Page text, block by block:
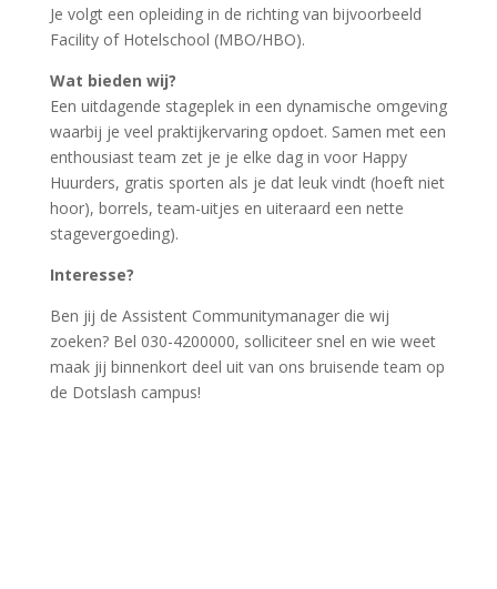
Je volgt een opleiding in de richting van bijvoorbeeld
Facility of Hotelschool (MBO/HBO).
Wat bieden wij?
Een uitdagende stageplek in een dynamische omgeving
waarbij je veel praktijkervaring opdoet. Samen met een
enthousiast team zet je je elke dag in voor Happy
Huurders, gratis sporten als je dat leuk vindt (hoeft niet
hoor), borrels, team-uitjes en uiteraard een nette
stagevergoeding).
Interesse?
Ben jij de Assistent Communitymanager die wij
zoeken? Bel 030-4200000, solliciteer snel en wie weet
maak jij binnenkort deel uit van ons bruisende team op
de Dotslash campus!